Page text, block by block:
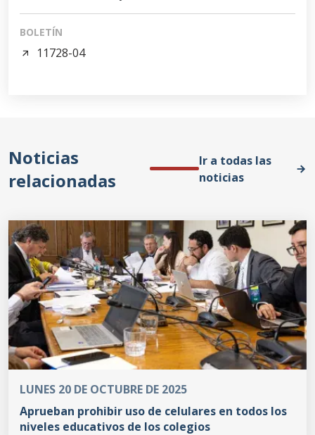
BOLETÍN
11728-04
Noticias
relacionadas
Ir a todas las
noticias
LUNES 20 DE OCTUBRE DE 2025
Aprueban prohibir uso de celulares en todos los
niveles educativos de los colegios